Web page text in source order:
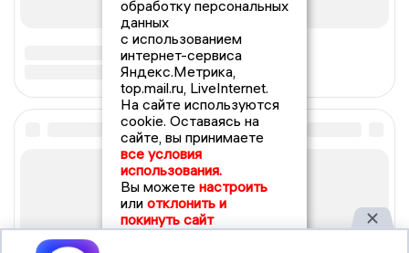
обработку персональных
данных
с использованием
интернет-сервиса
Яндекс.Метрика,
top.mail.ru, LiveInternet.
На сайте используются
cookie. Оставаясь на
сайте, вы принимаете
все условия
использования.
Вы можете настроить
или отклонить и
покинуть сайт